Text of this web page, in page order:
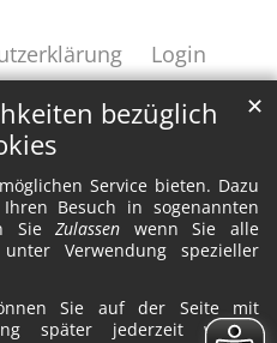
bezüglich
Service bieten. Dazu
Besuch in sogenannten
SieZulassen wenn Sie alle
Verwendung spezieller
Sie auf der Seite mit
später jederzeit wieder
✕
Login